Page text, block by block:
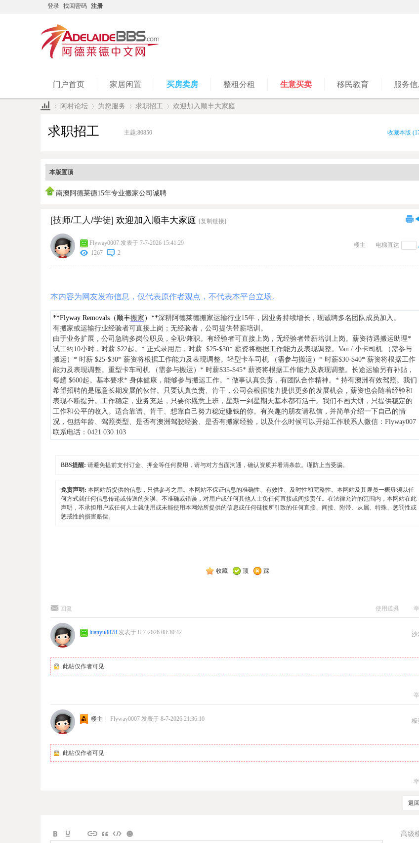
登录 找回密码 注册
门户首页 家居闲置 买房卖房 整租分租 生意买卖 移民教育 服务信
阿村论坛 为您服务 求职招工 欢迎加入顺丰大家庭
求职招工 主题:80850 收藏本版 (
本版置顶
南澳阿德莱德15年专业搬家公司诚聘
[技师/工人/学徒] 欢迎加入顺丰大家庭 [复制链接]
电梯直达
楼主
Flyway0007 发表于 7-7-2026 15:41:29
1267
2
本内容为网友发布信息，仅代表原作者观点，不代表本平台立场。
**Flyway Removals（顺丰搬家 ）**深耕阿德莱德搬家运输行业15年，因业务持续增长，现诚聘多名团队成员加入。
有搬家或运输行业经验者可直接上岗；无经验者，公司提供带薪培训。
由于业务扩展，公司急聘多岗位职员，全职/兼职。有经验者可直接上岗，无经验者带薪培训上岗。薪资待遇搬运助理*
试工约10小时，时薪 $22起。* 正式录用后，时薪 $25-$30* 薪资将根据工作能力及表现调整。Van / 小卡司机 （需参与
搬运）* 时薪 $25-$30* 薪资将根据工作能力及表现调整。轻型卡车司机 （需参与搬运）* 时薪$30-$40* 薪资将根据工作
能力及表现调整。重型卡车司机 （需参与搬运）* 时薪$35-$45* 薪资将根据工作能力及表现调整。长途运输另有补贴，
每趟 $600起。基本要求* 身体健康，能够参与搬运工作。* 做事认真负责，有团队合作精神。* 持有澳洲有效驾照。我们
希望招聘的是愿意长期发展的伙伴。只要认真负责、肯干，公司会根据能力提供更多的发展机会，薪资也会随着经验和
表现不断提升。工作稳定，业务充足，只要你愿意上班，星期一到星期天基本都有活干。我们不画大饼，只提供稳定的
工作和公平的收入。适合靠谱、肯干、想靠自己努力稳定赚钱的你。有兴趣的朋友请私信，并简单介绍一下自己的情
况，包括年龄、驾照类型、是否有澳洲驾驶经验、是否有搬家经验，以及什么时候可以开始工作联系人微信：Flyway007
联系电话：0421 030 103
BBS提醒: 请避免提前支付订金、押金等任何费用，请与对方当面沟通，确认资质并看清条款。谨防上当受骗。
免责声明: 本网站所提供的信息，只供参考之用。本网站不保证信息的准确性、有效性、及时性和完整性。本网站及其雇员一概毋须以任
何方式就任何信息传递或传送的失误、不准确或错误，对用户或任何其他人士负任何直接或间接责任。在法律允许的范围内，本网站在此
声明，不承担用户或任何人士就使用或未能使用本网站所提供的信息或任何链接所引致的任何直接、间接、附带、从属、特殊、惩罚性或
惩戒性的损害赔偿。
收藏 顶 踩
回复 使用道具
沙
luanyu8878 发表于 8-7-2026 08:30:42
此帖仅作者可见
板
楼主 | Flyway0007 发表于 8-7-2026 21:36:10
此帖仅作者可见
返
高级